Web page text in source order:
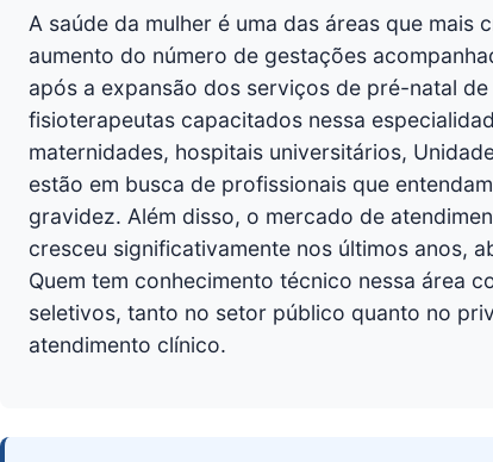
A saúde da mulher é uma das áreas que
aumento do número de gestações
após a expansão dos serviços de pré-natal de
fisioterapeutas capacitados nessa
maternidades, hospitais universitários,
estão em busca de profissionais que
gravidez. Além disso, o mercado de
cresceu significativamente nos últimos anos,
Quem tem conhecimento técnico nessa área
seletivos, tanto no setor público quanto no
atendimento clínico.